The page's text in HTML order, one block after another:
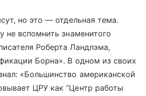
но это — отдельная тема.
не вспомнить знаменитого
Роберта Ландлэма,
Борна». В одном из своих
«Большинство американской
ЦРУ как “Центр работы